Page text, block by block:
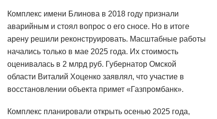
Комплекс имени Блинова в 2018 году признали
аварийным и стоял вопрос о его сносе. Но в итоге
арену решили реконструировать. Масштабные работы
начались только в мае 2025 года. Их стоимость
оценивалась в 2 млрд руб. Губернатор Омской
области Виталий Хоценко заявлял, что участие в
восстановлении объекта примет «Газпромбанк».
Комплекс планировали открыть осенью 2025 года,